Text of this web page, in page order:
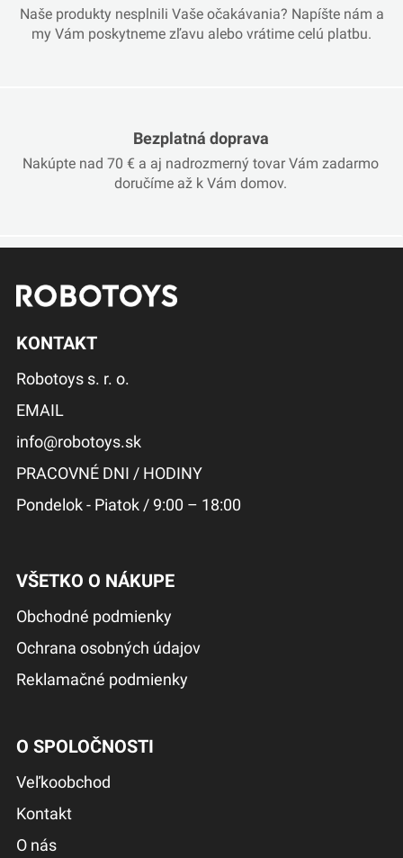
Naše produkty nesplnili Vaše očakávania? Napíšte nám a
my Vám poskytneme zľavu alebo vrátime celú platbu.
Bezplatná doprava
Nakúpte nad 70 € a aj nadrozmerný tovar Vám zadarmo
doručíme až k Vám domov.
KONTAKT
Robotoys s. r. o.
EMAIL
info@robotoys.sk
PRACOVNÉ DNI / HODINY
Pondelok - Piatok / 9:00 – 18:00
VŠETKO O NÁKUPE
Obchodné podmienky
Ochrana osobných údajov
Reklamačné podmienky
O SPOLOČNOSTI
Veľkoobchod
Kontakt
O nás